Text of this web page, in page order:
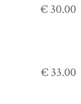
€ 30.00
€ 33.00